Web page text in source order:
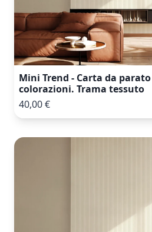
Mini Trend - Carta da
colorazioni. Trama tessuto
40,00 €